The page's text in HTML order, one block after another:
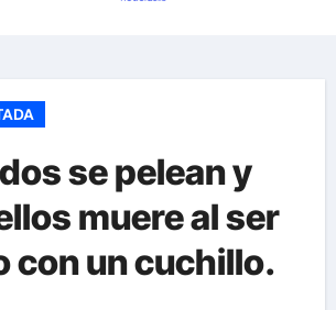
se pelean y
muere al ser
con un cuchillo.